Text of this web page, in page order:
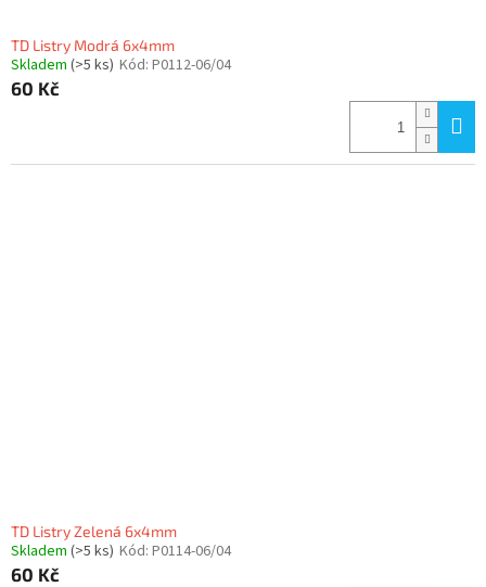
TD Listry Modrá 6x4mm
Skladem (>5 ks) Kód: P0112-06/04
60 Kč
TD Listry Zelená 6x4mm
Skladem (>5 ks) Kód: P0114-06/04
60 Kč